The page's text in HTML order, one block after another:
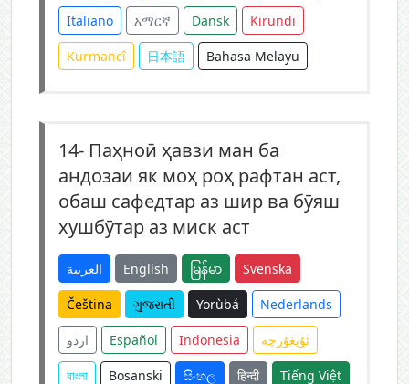
Italiano አማርኛ Dansk Kirundi
Kurmancî 日本語 Bahasa Melayu
14- Паҳноӣ ҳавзи ман ба
андозаи як моҳ роҳ рафтан аст,
обаш сафедтар аз шир ва бӯяш
хушбӯтар аз миск аст
العربية English မြန်မာ Svenska
Čeština ગુજરાતી Yorùbá Nederlands
اردو Español Indonesia ئۇيغۇرچە
বাংলা Bosanski සිංහල हिन्दी Tiếng Việt